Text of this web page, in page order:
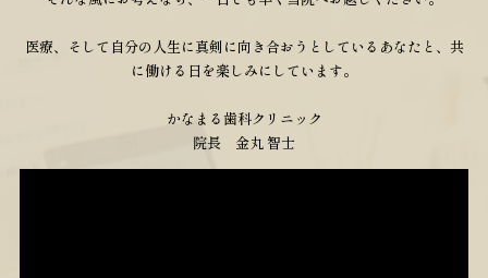
医療、そして自分の人生に真剣に向き合おうとしているあなたと、共
に働ける日を楽しみにしています。
かなまる歯科クリニック
院長 金丸 智士